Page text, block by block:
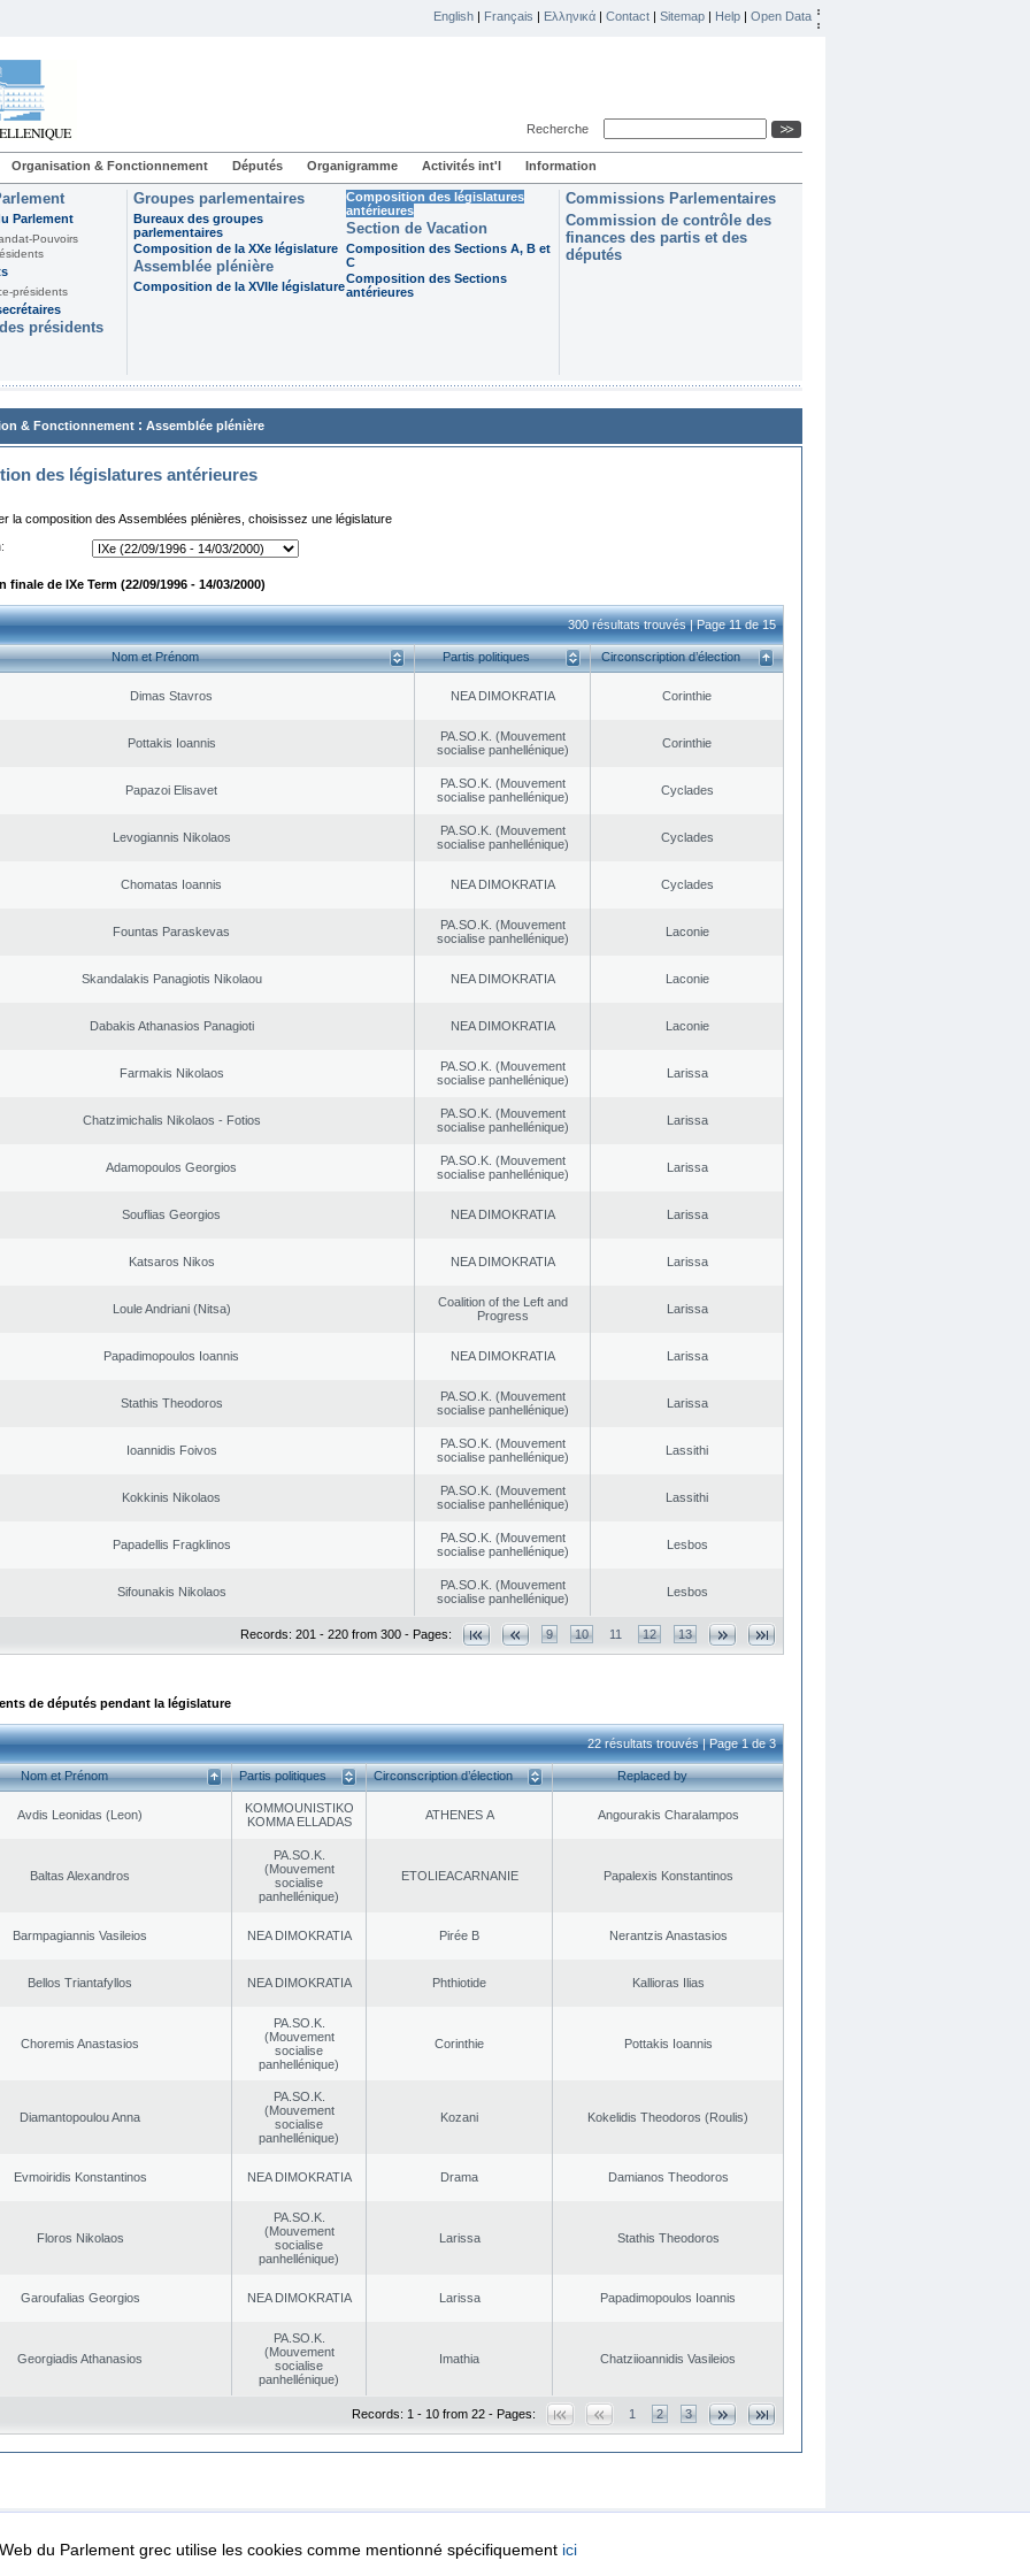
English | Français | Ελληνικά | Contact | Sitemap | Help | Open Data
Recherche
Organisation & Fonctionnement Députés Organigramme Activités int'l Information
Parlement
Pouvoirs
présidents
présidents
Groupes parlementaires
Bureaux des groupes
parlementaires
Composition de la XXe législature
Assemblée plénière
Composition de la XVIIe législature
Composition des législatures
antérieures
Section de Vacation
Composition des Sections A, B et
C
Composition des Sections
antérieures
Commissions Parlementaires
Commission de contrôle des
finances des partis et des
députés
& Fonctionnement : Assemblée plénière
des législatures antérieures
la composition des Assemblées plénières, choisissez une législature
finale de IXe Term (22/09/1996 - 14/03/2000)
300 résultats trouvés | Page 11 de 15
Nom et Prénom Partis politiques Circonscription d’élection
Dimas Stavros NEA DΙMOKRATIA Corinthie
Pottakis Ioannis
PA.SO.K. (Mouvement
socialise panhellénique)
Corinthie
Papazoi Elisavet
PA.SO.K. (Mouvement
socialise panhellénique)
Cyclades
Levogiannis Nikolaos
PA.SO.K. (Mouvement
socialise panhellénique)
Cyclades
Chomatas Ioannis NEA DΙMOKRATIA Cyclades
Fountas Paraskevas
PA.SO.K. (Mouvement
socialise panhellénique)
Laconie
Skandalakis Panagiotis Nikolaou NEA DΙMOKRATIA Laconie
Dabakis Athanasios Panagioti NEA DΙMOKRATIA Laconie
Farmakis Nikolaos
PA.SO.K. (Mouvement
socialise panhellénique)
Larissa
Chatzimichalis Nikolaos - Fotios
PA.SO.K. (Mouvement
socialise panhellénique)
Larissa
Adamopoulos Georgios
PA.SO.K. (Mouvement
socialise panhellénique)
Larissa
Souflias Georgios NEA DΙMOKRATIA Larissa
Katsaros Nikos NEA DΙMOKRATIA Larissa
Loule Andriani (Nitsa)
Coalition of the Left and
Progress
Larissa
Papadimopoulos Ioannis NEA DΙMOKRATIA Larissa
Stathis Theodoros
PA.SO.K. (Mouvement
socialise panhellénique)
Larissa
Ioannidis Foivos
PA.SO.K. (Mouvement
socialise panhellénique)
Lassithi
Kokkinis Nikolaos
PA.SO.K. (Mouvement
socialise panhellénique)
Lassithi
Papadellis Fragklinos
PA.SO.K. (Mouvement
socialise panhellénique)
Lesbos
Sifounakis Nikolaos
PA.SO.K. (Mouvement
socialise panhellénique)
Lesbos
Records: 201 - 220 from 300 - Pages: 9 10 11 12 13
de députés pendant la législature
22 résultats trouvés | Page 1 de 3
Nom et Prénom Partis politiques Circonscription d’élection Replaced by
Avdis Leonidas (Leon)
KOMMOUNISTIKO
KOMMA ELLADAS
ATHENES Α Angourakis Charalampos
Baltas Alexandros
PA.SO.K.
(Mouvement
socialise
panhellénique)
EΤOLIEACARNANIE Papalexis Konstantinos
Barmpagiannis Vasileios NEA DΙMOKRATIA Pirée B Nerantzis Anastasios
Bellos Triantafyllos NEA DΙMOKRATIA Phthiotide Kallioras Ilias
Choremis Anastasios
PA.SO.K.
(Mouvement
socialise
panhellénique)
Corinthie Pottakis Ioannis
Diamantopoulou Anna
PA.SO.K.
(Mouvement
socialise
panhellénique)
Kozani Kokelidis Theodoros (Roulis)
Evmoiridis Konstantinos NEA DΙMOKRATIA Drama Damianos Theodoros
Floros Nikolaos
PA.SO.K.
(Mouvement
socialise
panhellénique)
Larissa Stathis Theodoros
Garoufalias Georgios NEA DΙMOKRATIA Larissa Papadimopoulos Ioannis
Georgiadis Athanasios
PA.SO.K.
(Mouvement
socialise
panhellénique)
Imathia Chatziioannidis Vasileios
Records: 1 - 10 from 22 - Pages: 1 2 3
Protection Security & Access
du Parlement grec utilise les cookies comme mentionné spécifiquement ici